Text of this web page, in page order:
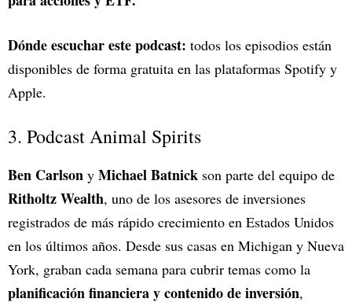
Dónde escuchar este podcast: todos los episodios están
disponibles de forma gratuita en las plataformas Spotify y
Apple.
3. Podcast Animal Spirits
Ben Carlson y Michael Batnick son parte del equipo de
Ritholtz Wealth, uno de los asesores de inversiones
registrados de más rápido crecimiento en Estados Unidos
en los últimos años. Desde sus casas en Michigan y Nueva
York, graban cada semana para cubrir temas como la
planificación financiera y contenido de inversión,